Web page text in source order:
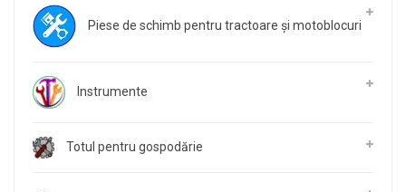
Piese de schimb pentru tractoare și motoblocuri
Instrumente
Totul pentru gospodărie